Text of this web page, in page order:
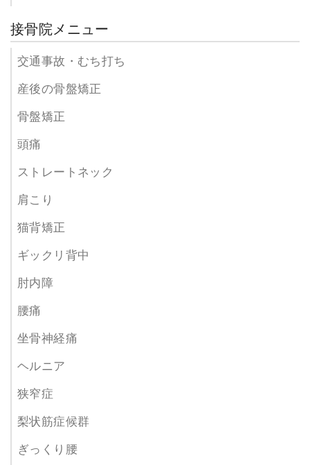
接骨院メニュー
交通事故・むち打ち
産後の骨盤矯正
骨盤矯正
頭痛
ストレートネック
肩こり
猫背矯正
ギックリ背中
肘内障
腰痛
坐骨神経痛
ヘルニア
狭窄症
梨状筋症候群
ぎっくり腰